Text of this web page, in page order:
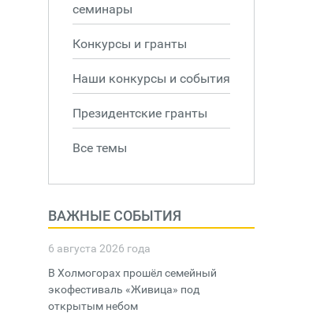
семинары
Конкурсы и гранты
Наши конкурсы и события
Президентские гранты
Все темы
ВАЖНЫЕ СОБЫТИЯ
6 августа 2026 года
В Холмогорах прошёл семейный
экофестиваль «Живица» под
открытым небом